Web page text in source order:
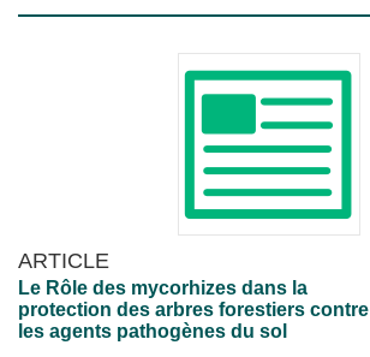
ARTICLE
Le Rôle des mycorhizes dans la
protection des arbres forestiers contre
les agents pathogènes du sol